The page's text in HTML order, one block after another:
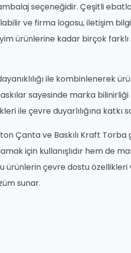
seçeneğidir. Çeşitli
ve firma logosu, iletişim
ürünlerine kadar birçok farklı
ile kombinlenerek
sayesinde marka
ile çevre duyarlılığına katkı
Çanta ve Baskılı Kraft
için kullanışlıdır hem de
ürünlerin çevre dostu
sunar.